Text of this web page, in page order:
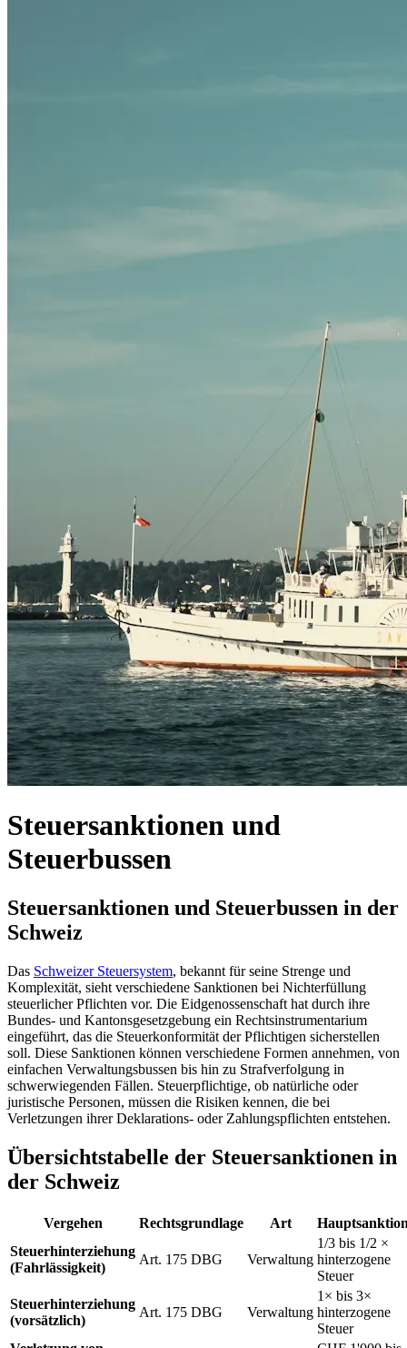
Steuersanktionen und
Steuerbussen
Steuersanktionen und Steuerbussen in der
Schweiz
Das Schweizer Steuersystem, bekannt für seine Strenge und
Komplexität, sieht verschiedene Sanktionen bei Nichterfüllung
steuerlicher Pflichten vor. Die Eidgenossenschaft hat durch ihre
Bundes- und Kantonsgesetzgebung ein Rechtsinstrumentarium
eingeführt, das die Steuerkonformität der Pflichtigen sicherstellen
soll. Diese Sanktionen können verschiedene Formen annehmen, von
einfachen Verwaltungsbussen bis hin zu Strafverfolgung in
schwerwiegenden Fällen. Steuerpflichtige, ob natürliche oder
juristische Personen, müssen die Risiken kennen, die bei
Verletzungen ihrer Deklarations- oder Zahlungspflichten entstehen.
Übersichtstabelle der Steuersanktionen in
der Schweiz
Vergehen Rechtsgrundlage Art
Steuerhinterziehung
(Fahrlässigkeit)
Art. 175 DBG Verwaltung
1/3 bis 1/2 ×
hinterzogene
Steuer
Steuerhinterziehung
(vorsätzlich)
Art. 175 DBG Verwaltung
1× bis 3×
hinterzogene
Steuer